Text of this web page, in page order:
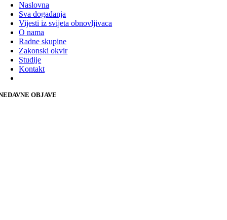
Naslovna
Sva događanja
Vijesti iz svijeta obnovljivaca
O nama
Radne skupine
Zakonski okvir
Studije
Kontakt
OBJAVE